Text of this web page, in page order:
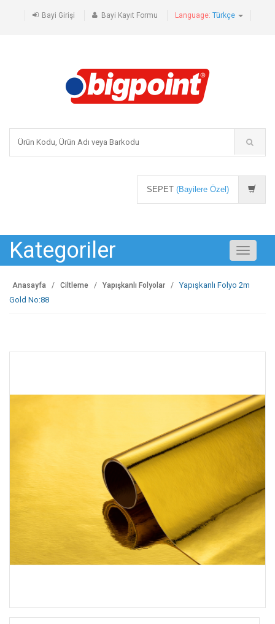
Bayi Girişi Bayi Kayıt Formu Language: Türkçe
SEPET (Bayilere Özel)
Kategoriler
Toggle
Anasayfa Ciltleme Yapışkanlı Folyolar
Yapışkanlı Folyo 2m
Gold No:88